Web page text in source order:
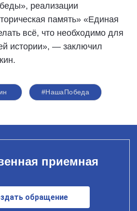
реализации
память» «Единая
всё, что необходимо для
истории», — заключил
#НашаПобеда
приемная
обращение